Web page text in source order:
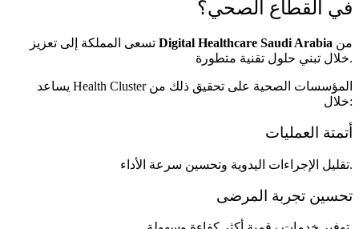
في القطاع الصحي؟
Digital Healthcare Saudi Arabia
خلال تبني حلول تقنية متطورة.
يساعد Health Cluster المؤسسات الصحية على تحقيق ذلك من
خلال:
أتمتة العمليات
تقليل الإجراءات اليدوية وتحسين سرعة الأداء.
تحسين تجربة المرضى